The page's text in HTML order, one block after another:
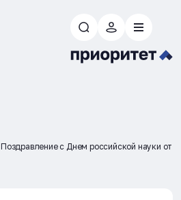
Поздравление с Днем российской науки от